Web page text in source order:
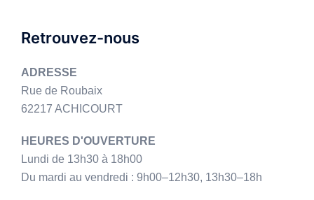
Retrouvez-nous
ADRESSE
Rue de Roubaix
62217 ACHICOURT
HEURES D'OUVERTURE
Lundi de 13h30 à 18h00
Du mardi au vendredi : 9h00–12h30, 13h30–18h